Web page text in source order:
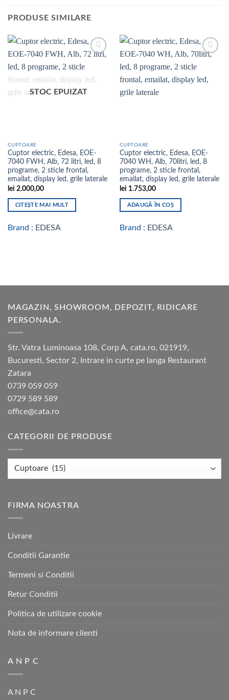
PRODUSE SIMILARE
wishlist
STOC EPUIZAT
CUPTOARE
Cuptor electric, Edesa, EOE-
7040 FWH, Alb, 72 litri, led, 8
programe, 2 sticle frontal,
emailat, display led, grile laterale
lei 2.000,00
CITEȘTE MAI MULT
Brand : EDESA
wishlist
CUPTOARE
Cuptor electric, Edesa, EOE-
7040 WH, Alb, 70litri, led, 8
programe, 2 sticle frontal,
emailat, display led, grile laterale
lei 1.753,00
ADAUGĂ ÎN COȘ
Brand : EDESA
MAGAZIN, SHOWROOM, DEPOZIT, RIDICARE
PERSONALA.
Str. Vatra Luminoasa 108, Corp A, cata.ro, 021919,
Bucuresti, Sector 2, Intrare in curte pe langa Restaurant
Zatara
0739 059 059
0729 589 589
office@cata.ro
CATEGORII DE PRODUSE
FIRMA NOASTRA
Livrare
Conditii Garantie
Termeni si Conditii
Retur Conditii
Politica de utilizare cookie
Nota de informare clienti
A N P C
A N P C